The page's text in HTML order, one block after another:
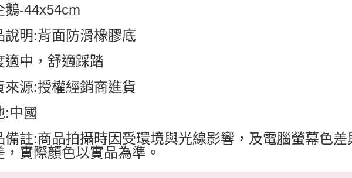
鵝-44x54cm
說明:背面防滑橡膠底
適中，舒適踩踏
來源:授權經銷商進貨
:中國
備註:商品拍攝時因受環境與光線影響，及電腦螢幕色差
，實際顏色以實品為準。